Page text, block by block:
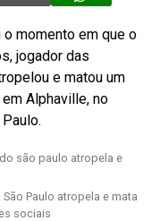
momento em que o
jogador das
e matou um
Alphaville, no
Paulo atropela e mata
sociais